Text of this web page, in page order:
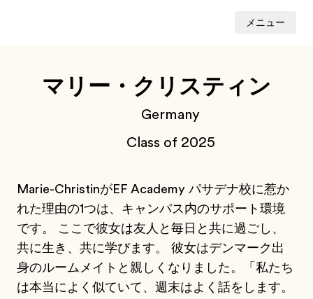
メニュー
マリー・クリスティン
Germany
Class of 2025
Marie-ChristinがEF Academy パサデナ校に惹か
れた理由の1つは、キャンパス内のサポート環境
です。 ここで彼女は友人と毎日と共に過ごし、
共に生き、共に学びます。 彼女はデンマーク出
身のルームメイトと親しくなりました。「私たち
は本当によく似ていて、週末はよく話をします。